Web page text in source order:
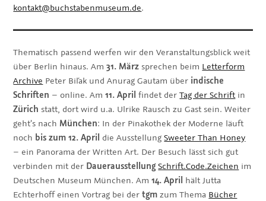
kontakt@buchstabenmuseum.de.
Thematisch passend werfen wir den Veranstaltungsblick weit
über Berlin hinaus. Am31. Märzsprechen beim Letterform
Archive Peter Biľak und Anurag Gautam über indische
Schriften – online. Am11. April findet derTag der Schriftin
Zürich statt, dort wird u.a. Ulrike Rausch zu Gast sein. Weiter
geht’s nach München: In der Pinakothek der Moderne läuft
noch bis zum 12. April die AusstellungSweeter Than Honey
– ein Panorama der Written Art. Der Besuch lässt sich gut
verbinden mit der Dauerausstellung Schrift.Code.Zeichen im
Deutschen Museum München. Am14. April hält Jutta
Echterhoff einen Vortrag bei dertgm zum Thema Bücher